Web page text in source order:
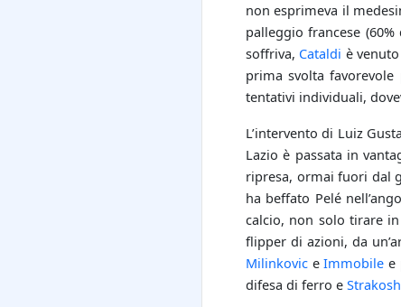
non esprimeva il
palleggio francese
soffriva, Cataldi è
prima svolta favorevole
tentativi individuali,
L’intervento di Luiz
Lazio è passata in
ripresa, ormai fuori dal
ha beffato Pelé
calcio, non solo tirare
flipper di azioni, da
Milinkovic eImmobile e
difesa di ferro e